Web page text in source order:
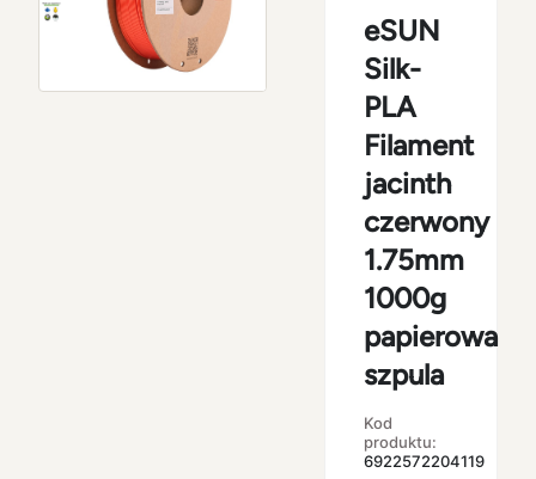
eSUN
Silk-
PLA
Filament
jacinth
czerwony
1.75mm
1000g
papierowa
szpula
Kod
produktu:
6922572204119